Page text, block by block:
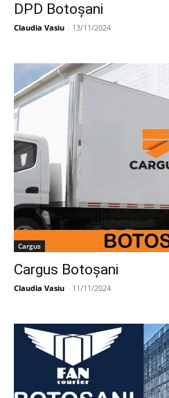
DPD Botoșani
Claudia Vasiu - 13/11/2024
Cargus
Cargus Botoșani
Claudia Vasiu - 11/11/2024